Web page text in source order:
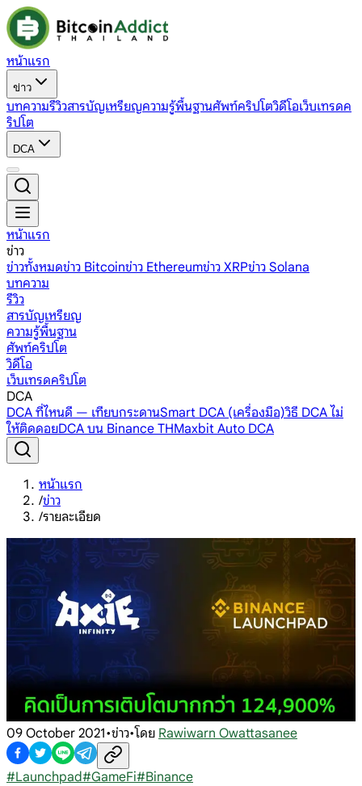
หน้าแรก
ข่าว
บทความรีวิวสารบัญเหรียญความรู้พื้นฐานศัพท์คริปโตวิดีโอเว็บเทรดค
ริปโต
DCA
หน้าแรก
ข่าว
ข่าวทั้งหมดข่าว Bitcoinข่าว Ethereumข่าว XRPข่าว Solana
บทความ
รีวิว
สารบัญเหรียญ
ความรู้พื้นฐาน
ศัพท์คริปโต
วิดีโอ
เว็บเทรดคริปโต
DCA
DCA ที่ไหนดี — เทียบกระดานSmart DCA (เครื่องมือ)วิธี DCA ไม่
ให้ติดดอยDCA บน Binance THMaxbit Auto DCA
หน้าแรก
/ข่าว
/รายละเอียด
09 October 2021•ข่าว•โดย Rawiwarn Owattasanee
#Launchpad#GameFi#Binance